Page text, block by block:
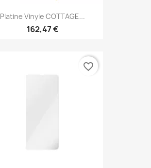
Platine Vinyle COTTAGE...
162,47 €
favorite_border